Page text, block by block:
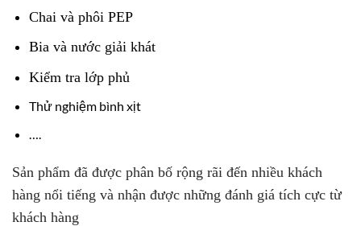
Chai và phôi PEP
Bia và nước giải khát
Kiểm tra lớp phủ
Thử nghiệm bình xịt
….
Sản phẩm đã được phân bố rộng rãi đến nhiều khách
hàng nổi tiếng và nhận được những đánh giá tích cực từ
khách hàng